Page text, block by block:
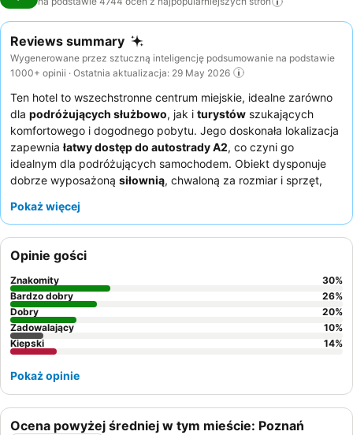
Reviews summary
Wygenerowane przez sztuczną inteligencję podsumowanie na podstawie
1000+ opinii · Ostatnia aktualizacja: 29 May 2026
Ten hotel to wszechstronne centrum miejskie, idealne zarówno
dla podróżujących służbowo, jak i turystów szukających
komfortowego i dogodnego pobytu. Jego doskonała lokalizacja
zapewnia łatwy dostęp do autostrady A2, co czyni go
idealnym dla podróżujących samochodem. Obiekt dysponuje
dobrze wyposażoną siłownią, chwaloną za rozmiar i sprzęt,
konsekwentnie podkreślają
oferujący szeroki wybór. Aby zapewnić sobie spokojniejszy
pobyt, warto poprosić o pokój z oknami wychodzącymi na
stronę przeciwną do autostrady.
Pokaż więcej
Ocena powyżej średniej w tym mieście: Poznań
Opinie gości
Znakomity 30%
Bardzo dobry
26%
Dobry
20%
Zadowalający
10%
Kiepski
14%
Pokaż opinie